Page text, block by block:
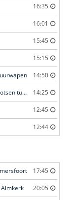
16:35
16:01
15:45
15:15
14:50
Grote verkeershinder doordat twee vrachtwagens botsen tunnel 14:25
12:45
12:44
17:45
20:05